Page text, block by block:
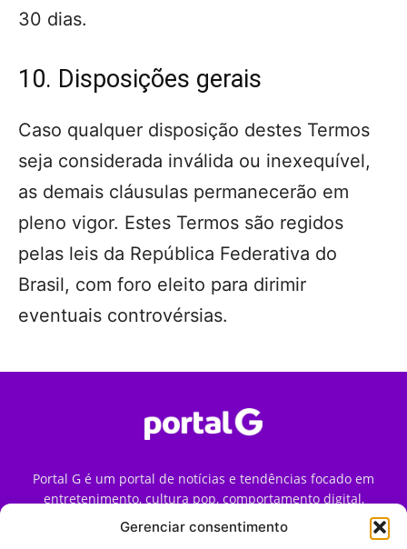
Gerenciar consentimento
30 dias.
10. Disposições gerais
Caso qualquer disposição destes Termos
seja considerada inválida ou inexequível,
as demais cláusulas permanecerão em
pleno vigor. Estes Termos são regidos
pelas leis da República Federativa do
Brasil, com foro eleito para dirimir
eventuais controvérsias.
Portal G é um portal de notícias e tendências focado em
entretenimento, cultura pop, comportamento digital,
streaming, games e iniciativas de marca que impactam a
forma como o público vive e consome internet no Brasil.